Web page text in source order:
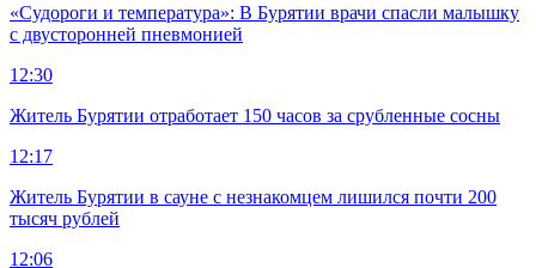
«Судороги и температура»: В Бурятии врачи спасли малышку
с двусторонней пневмонией
12:30
Житель Бурятии отработает 150 часов за срубленные сосны
12:17
Житель Бурятии в сауне с незнакомцем лишился почти 200
тысяч рублей
12:06